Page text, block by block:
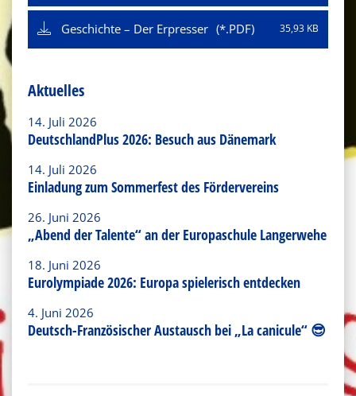
Geschichte – Der Erpresser 35,93 KB
Aktuelles
14. Juli 2026
DeutschlandPlus 2026: Besuch aus Dänemark
14. Juli 2026
Einladung zum Sommerfest des Fördervereins
26. Juni 2026
„Abend der Talente“ an der Europaschule Langerwehe
18. Juni 2026
Eurolympiade 2026: Europa spielerisch entdecken
4. Juni 2026
Deutsch-Französischer Austausch bei „La canicule“ 😎